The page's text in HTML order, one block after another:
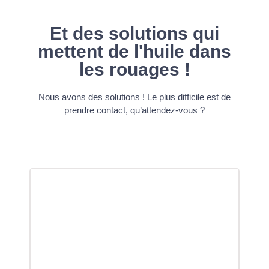
La dynamique d'équipe est essentielle, mais
elle est souvent entravée par une mauvaise
communication interne, des processus
inefficaces et des parcours clients peu clairs
(sans parler de l'absence typique d'objectifs
gens se plaignent sans cesse).
Et des solutions qui
mettent de l'huile dans
les rouages !
Nous avons des solutions ! Le plus difficile est de
prendre contact, qu’attendez-vous ?